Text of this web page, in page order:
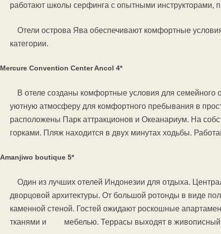
работают школы серфинга с опытными инструкторами,
Отели острова Ява обеспечивают комфортные
категории.
Mercure Convention Center Ancol 4*
В отеле созданы комфортные условия для семейного
уютную атмосферу для комфортного пребывания в
расположены Парк аттракционов и Океанариум. На
горками. Пляж находится в двух минутах ходьбы.
Amanjiwo boutique 5*
Один из лучших отелей Индонезии для отдыха.
дворцовой архитектуры. От большой ротонды в виде
каменной стеной. Гостей ожидают роскошные
тканями и мебелью. Террасы выходят в живописный